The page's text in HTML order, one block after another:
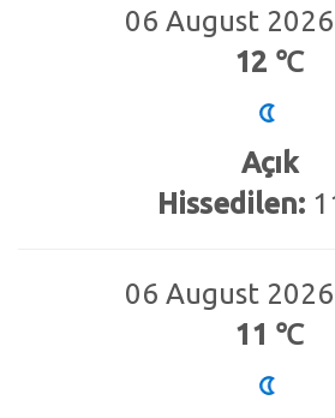
06 August
12 ℃
Açık
Hissedilen:
06 August
11 ℃